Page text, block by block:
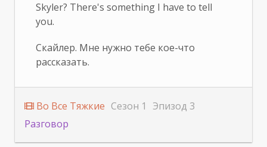
Skyler? There's something I have to tell
you.
Скайлер. Мне нужно тебе кое-что
рассказать.
Во Все Тяжкие Сезон 1
Эпизод 3
Разговор